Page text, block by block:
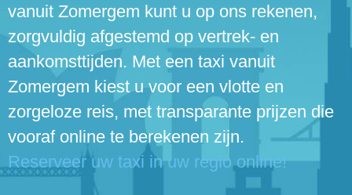
vanuit Zomergem kunt u op ons rekenen,
zorgvuldig afgestemd op vertrek- en
aankomsttijden. Met een taxi vanuit
Zomergem kiest u voor een vlotte en
zorgeloze reis, met transparante prijzen die
vooraf online te berekenen zijn.
Reserveer uw taxi in uw regio online!